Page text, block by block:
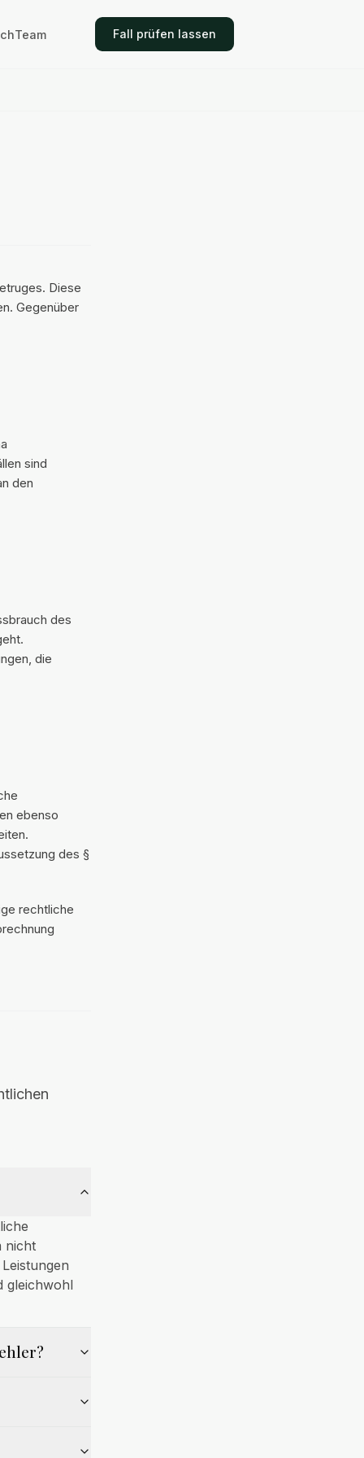
Team Fall prüfen lassen
Diese
Gegenüber
sind
den
des
die
ebenso
des §
rechtliche
nicht
gleichwohl